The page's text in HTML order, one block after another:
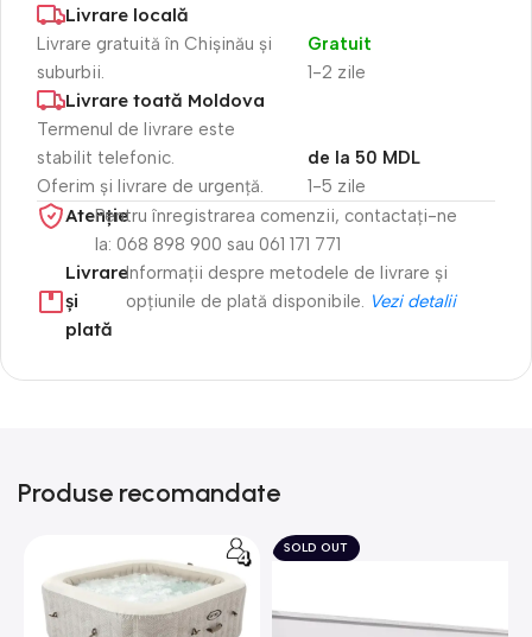
Livrare locală
Livrare gratuită în Chișinău și
suburbii.
1-2 zile
Gratuit
Livrare toată Moldova
Termenul de livrare este
stabilit telefonic.
Oferim și livrare de urgență.
1-5 zile
de la 50 MDL
Atenție​Pentru înregistrarea comenzii, contactați-ne
la: 068 898 900 sau 061 171 771
Livrare
și
plată
Informații despre metodele de livrare și
opțiunile de plată disponibile. Vezi detalii
Produse recomandate
SOLD OUT